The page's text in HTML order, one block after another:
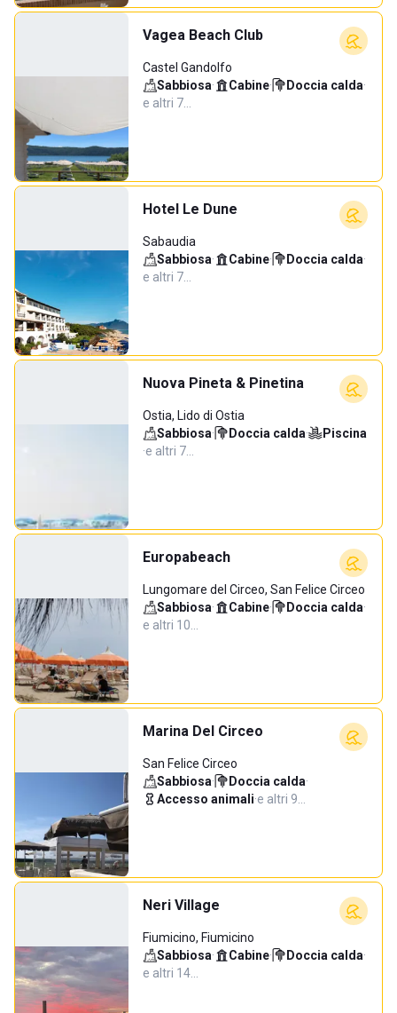
Vagea Beach Club
Castel Gandolfo
Sabbiosa· Cabine· Doccia calda·
e altri 7…
Hotel Le Dune
Sabaudia
Sabbiosa· Cabine· Doccia calda·
e altri 7…
Nuova Pineta & Pinetina
Ostia, Lido di Ostia
Sabbiosa· Doccia calda·
Piscina
·e altri 7…
Europabeach
Lungomare del Circeo, San Felice Circeo
Sabbiosa· Cabine· Doccia calda·
e altri 10…
Marina Del Circeo
San Felice Circeo
Sabbiosa· Doccia calda·
Accesso animali·e altri 9…
Neri Village
Fiumicino, Fiumicino
Sabbiosa· Cabine· Doccia calda·
e altri 14…